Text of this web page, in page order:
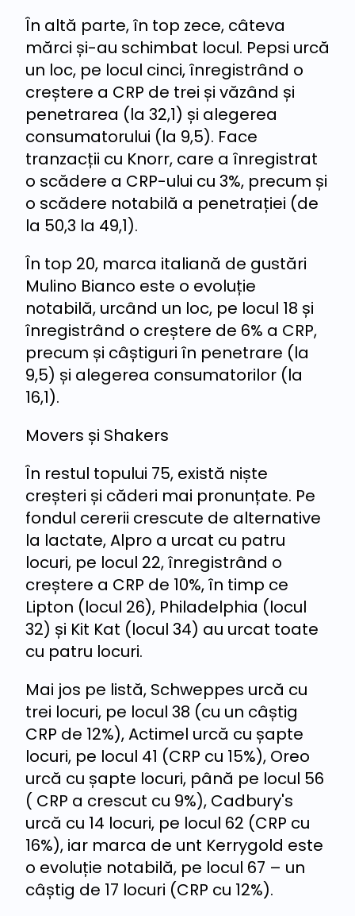
În altă parte, în top zece, câteva
mărci și-au schimbat locul. Pepsi urcă
un loc, pe locul cinci, înregistrând o
creștere a CRP de trei și văzând și
penetrarea (la 32,1) și alegerea
consumatorului (la 9,5). Face
tranzacții cu Knorr, care a înregistrat
o scădere a CRP-ului cu 3%, precum și
o scădere notabilă a penetrației (de
la 50,3 la 49,1).
În top 20, marca italiană de gustări
Mulino Bianco este o evoluție
notabilă, urcând un loc, pe locul 18 și
înregistrând o creștere de 6% a CRP,
precum și câștiguri în penetrare (la
9,5) și alegerea consumatorilor (la
16,1).
Movers și Shakers
În restul topului 75, există niște
creșteri și căderi mai pronunțate. Pe
fondul cererii crescute de alternative
la lactate, Alpro a urcat cu patru
locuri, pe locul 22, înregistrând o
creștere a CRP de 10%, în timp ce
Lipton (locul 26), Philadelphia (locul
32) și Kit Kat (locul 34) au urcat toate
cu patru locuri.
Mai jos pe listă, Schweppes urcă cu
trei locuri, pe locul 38 (cu un câștig
CRP de 12%), Actimel urcă cu șapte
locuri, pe locul 41 (CRP cu 15%), Oreo
urcă cu șapte locuri, până pe locul 56
( CRP a crescut cu 9%), Cadbury's
urcă cu 14 locuri, pe locul 62 (CRP cu
16%), iar marca de unt Kerrygold este
o evoluție notabilă, pe locul 67 – un
câștig de 17 locuri (CRP cu 12%).